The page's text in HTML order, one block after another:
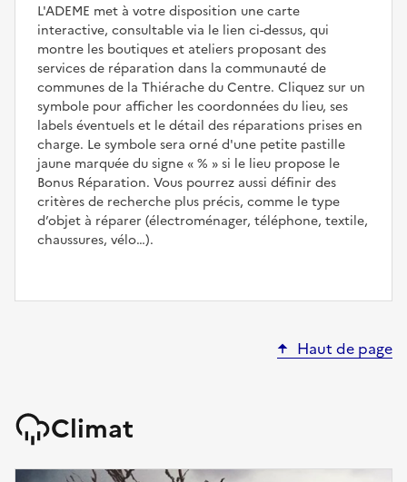
L'ADEME met à votre disposition une carte
interactive, consultable via le lien ci-dessus, qui
montre les boutiques et ateliers proposant des
services de réparation dans la communauté de
communes de la Thiérache du Centre. Cliquez sur un
symbole pour afficher les coordonnées du lieu, ses
labels éventuels et le détail des réparations prises en
charge. Le symbole sera orné d'une petite pastille
jaune marquée du signe
%
si le lieu propose le
Bonus Réparation. Vous pourrez aussi définir des
critères de recherche plus précis, comme le type
d’objet à réparer (électroménager, téléphone, textile,
chaussures, vélo…).
Haut de page
Climat